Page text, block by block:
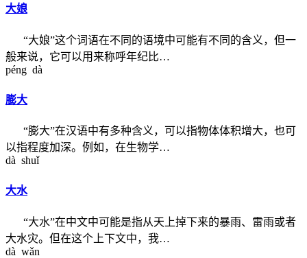
大娘
“大娘”这个词语在不同的语境中可能有不同的含义，但一
般来说，它可以用来称呼年纪比…
péng dà
膨大
“膨大”在汉语中有多种含义，可以指物体体积增大，也可
以指程度加深。例如，在生物学…
dà shuǐ
大水
“大水”在中文中可能是指从天上掉下来的暴雨、雷雨或者
大水灾。但在这个上下文中，我…
dà wǎn